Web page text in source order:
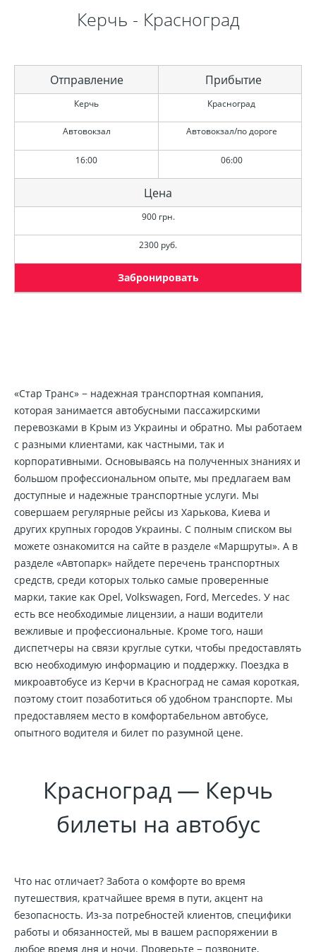
Керчь - Красноград
Отправление
Керчь
Автовокзал
16:00
Прибытие
Красноград
Автовокзал/по дороге
06:00
Цена
900 грн.
2300 руб.
Забронировать
«Стар Транс» − надежная транспортная компания,
которая занимается автобусными пассажирскими
перевозками в Крым из Украины и обратно. Мы работаем
с разными клиентами, как частными, так и
корпоративными. Основываясь на полученных знаниях и
большом профессиональном опыте, мы предлагаем вам
доступные и надежные транспортные услуги. Мы
совершаем регулярные рейсы из Харькова, Киева и
других крупных городов Украины. С полным списком вы
можете ознакомится на сайте в разделе «Маршруты». А в
разделе «Автопарк» найдете перечень транспортных
средств, среди которых только самые проверенные
марки, такие как Opel, Volkswagen, Ford, Mercedes. У нас
есть все необходимые лицензии, а наши водители
вежливые и профессиональные. Кроме того, наши
диспетчеры на связи круглые сутки, чтобы предоставлять
всю необходимую информацию и поддержку. Поездка в
микроавтобусе из Керчи в Красноград не самая короткая,
поэтому стоит позаботиться об удобном транспорте. Мы
предоставляем место в комфортабельном автобусе,
опытного водителя и билет по разумной цене.
Красноград — Керчь
билеты на автобус
Что нас отличает? Забота о комфорте во время
путешествия, кратчайшее время в пути, акцент на
безопасность. Из-за потребностей клиентов, специфики
работы и обязанностей, мы в вашем распоряжении в
любое время дня и ночи. Проверьте − позвоните,